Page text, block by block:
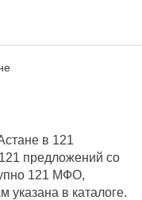
в 121
предложений со
121 МФО,
указана в каталоге.